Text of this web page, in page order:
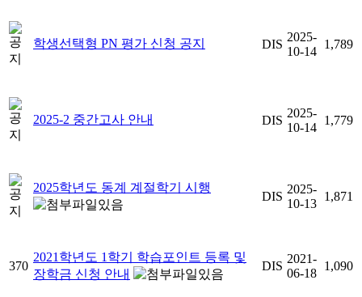
학생선택형 PN 평가 신청 공지 DIS
2025-
10-14
1,789
2025-2 중간고사 안내 DIS
2025-
10-14
1,779
2025학년도 동계 계절학기 시행
DIS
2025-
10-13
1,871
370
2021학년도 1학기 학습포인트 등록 및
장학금 신청 안내
DIS
2021-
06-18
1,090